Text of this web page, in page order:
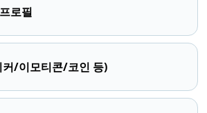
로필
커/이모티콘/코인 등)